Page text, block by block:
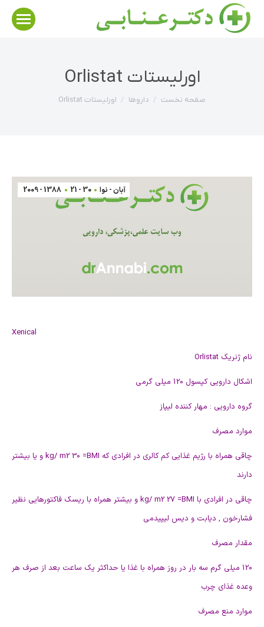
اورلیستات Orlistat
مکان شما:
صفحه نخست داروها اورلیستات Orlistat
آبان - نوا 30 - 21
1388 - 2009
Xenical
نام ژنريک Orlistat
اشکال دارويی کپسول 120 ميلی گرمی
گروه دارویی : مهار کننده ليپاز
موارد مصرف
چاقی همراه با رژيم غذايی کم کالری در افرادی که kg/ m2 30 =BMI و يا بيشتر
دارند
چاقی در افرادی با kg/ m2 27 =BMI و بيشتر همراه با ريسک فاکتورهايی نظير
فشارخون , ديابت و ديس ليپيدمی
مقدار مصرف
120 ميلی گرم سه بار در روز همراه با غذا يا حداکثر يک ساعت بعد از صرف هر
وعده غذای چرب
موارد منع مصرف